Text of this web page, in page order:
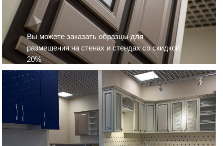
Вы можете заказать образцы для
размещения на стенах и стендах со скидкой
20%